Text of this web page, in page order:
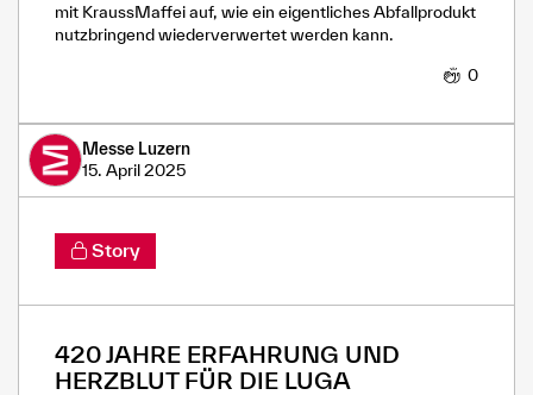
mit KraussMaffei auf, wie ein eigentliches Abfallprodukt
nutzbringend wiederverwertet werden kann.
0
Messe Luzern
15. April 2025
Story
420 JAHRE ERFAHRUNG UND
HERZBLUT FÜR DIE LUGA